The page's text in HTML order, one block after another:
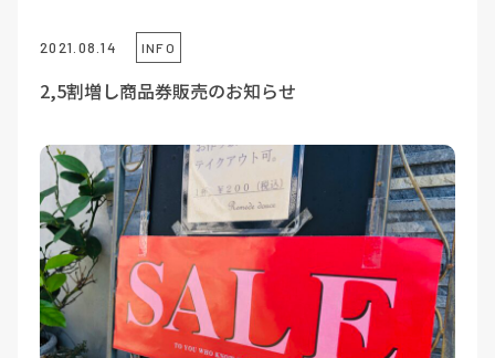
VOICE
2021.08.14 INFO
2,5割増し商品券販売のお知らせ